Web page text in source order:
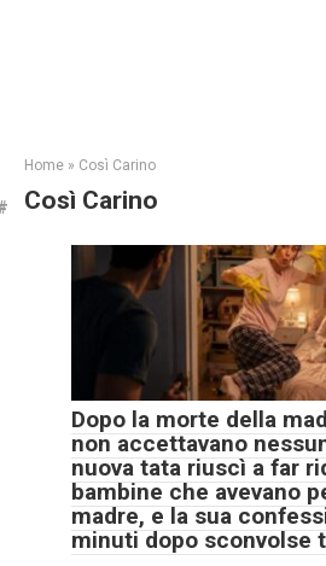
Home » Così Carino
Così Carino
Dopo la morte della
non accettavano
nuova tata riuscì a far
bambine che avevano
madre, e la sua
minuti dopo sconvolse